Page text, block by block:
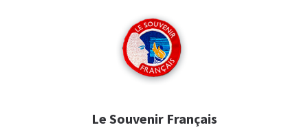
Le Souvenir Français